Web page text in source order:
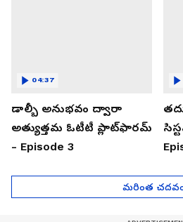
డాల్బీ అనుభవం ద్వారా
అత్యుత్తమ ఓటీటీ ప్లాట్‌ఫారమ్
- Episode 3
04:37
మరింత